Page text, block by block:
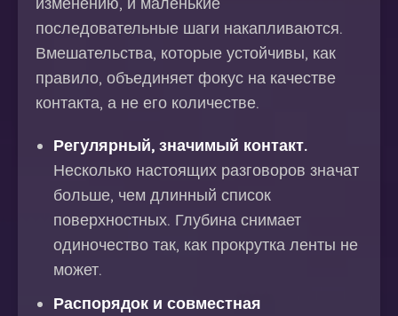
изменению, и маленькие
последовательные шаги накапливаются.
Вмешательства, которые устойчивы, как
правило, объединяет фокус на качестве
контакта, а не его количестве.
Регулярный, значимый контакт.
Несколько настоящих разговоров значат
больше, чем длинный список
поверхностных. Глубина снимает
одиночество так, как прокрутка ленты не
может.
Распорядок и совместная